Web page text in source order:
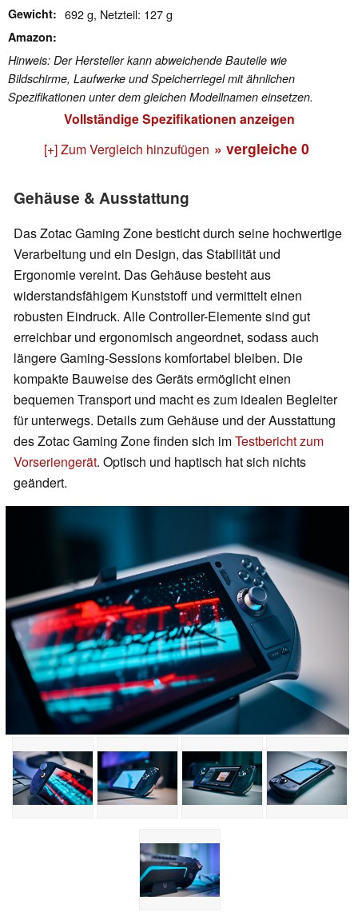
Gewicht 692 g, Netzteil: 127 g
Amazon
Hinweis: Der Hersteller kann abweichende Bauteile wie
Bildschirme, Laufwerke und Speicherriegel mit ähnlichen
Spezifikationen unter dem gleichen Modellnamen einsetzen.
Vollständige Spezifikationen anzeigen
[+] Zum Vergleich hinzufügen » vergleiche 0
Gehäuse & Ausstattung
Das Zotac Gaming Zone besticht durch seine hochwertige
Verarbeitung und ein Design, das Stabilität und
Ergonomie vereint. Das Gehäuse besteht aus
widerstandsfähigem Kunststoff und vermittelt einen
robusten Eindruck. Alle Controller-Elemente sind gut
erreichbar und ergonomisch angeordnet, sodass auch
längere Gaming-Sessions komfortabel bleiben. Die
kompakte Bauweise des Geräts ermöglicht einen
bequemen Transport und macht es zum idealen Begleiter
für unterwegs. Details zum Gehäuse und der Ausstattung
des Zotac Gaming Zone finden sich imTestbericht zum
Vorseriengerät. Optisch und haptisch hat sich nichts
geändert.